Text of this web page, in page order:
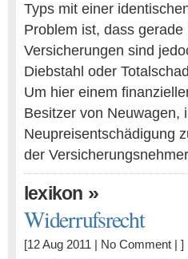
Typs mit einer
Problem ist, dass
Versicherungen sind
Diebstahl oder
Um hier einem
Besitzer von Neuwagen,
Neupreisentschädigung
der
lexikon »
Widerrufsrecht
[12 Aug 2011 | No Comment | ]